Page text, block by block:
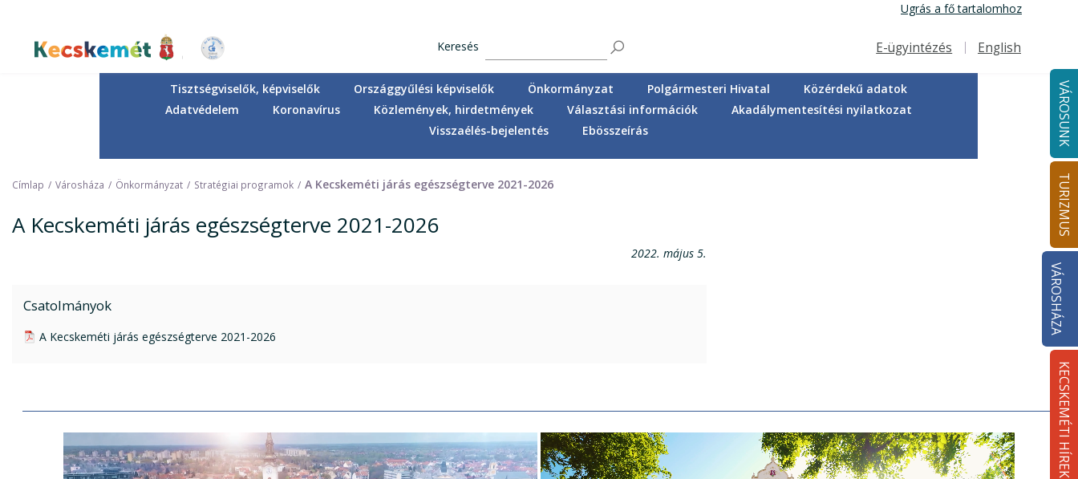
tartalomra
Ugrás a fő tartalomhoz
Kecskemét Város Honlapja
Keresés
Felső navigáció
E-ügyintézés English
VÁROSUNK
TURIZMUS
VÁROSHÁZA
KECSKEMÉTI HÍREK
Tisztségviselők, képviselők Országgyűlési képviselők Önkormányzat Polgármesteri Hivatal
Közérdekű adatok
Adatvédelem
Koronavírus Közlemények, hirdetmények Választási információk
Akadálymentesítési nyilatkozat
Visszaélés-bejelentés
Ebösszeírás
Címlap Városháza Önkormányzat Stratégiai programok A Kecskeméti járás egészségterve 2021-2026
A Kecskeméti járás egészségterve 2021-2026
2022. május 5.
Csatolmányok
pdf csatolmány:
A Kecskeméti járás egészségterve 2021-2026